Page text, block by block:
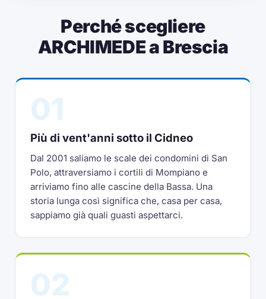
Perché scegliere
ARCHIMEDE a Brescia
Più di vent'anni sotto il Cidneo
Dal 2001 saliamo le scale dei condomini di San
Polo, attraversiamo i cortili di Mompiano e
arriviamo fino alle cascine della Bassa. Una
storia lunga così significa che, casa per casa,
sappiamo già quali guasti aspettarci.